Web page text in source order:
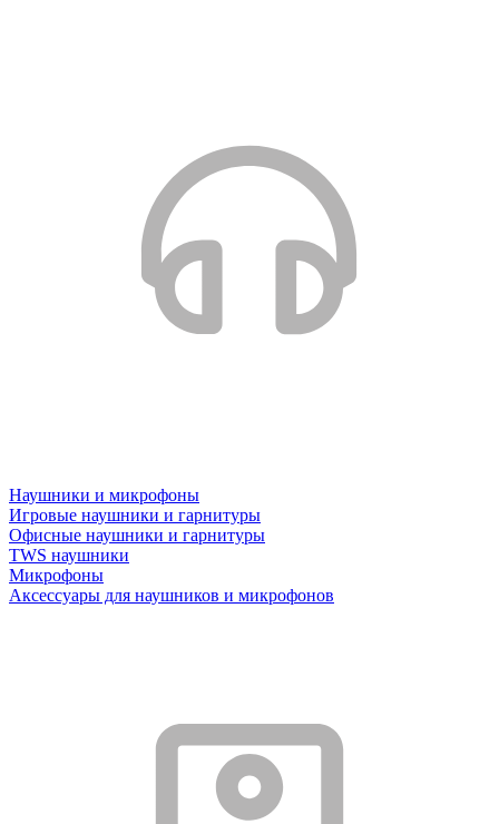
Наушники и микрофоны
Игровые наушники и гарнитуры
Офисные наушники и гарнитуры
TWS наушники
Микрофоны
Аксессуары для наушников и микрофонов